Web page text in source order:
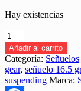
Hay existencias
SEÑUELO
SAVAGE
GEAR
GRAVITY
TWITCH
DR
Añadir al carrito
Categoría: Señuelos
gear, señuelo 16.5
suspending Marca: